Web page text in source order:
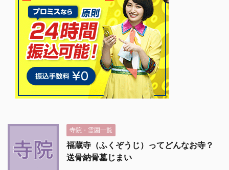
寺院・霊園一覧
福蔵寺（ふくぞうじ）ってどんなお寺？
送骨納骨墓じまい